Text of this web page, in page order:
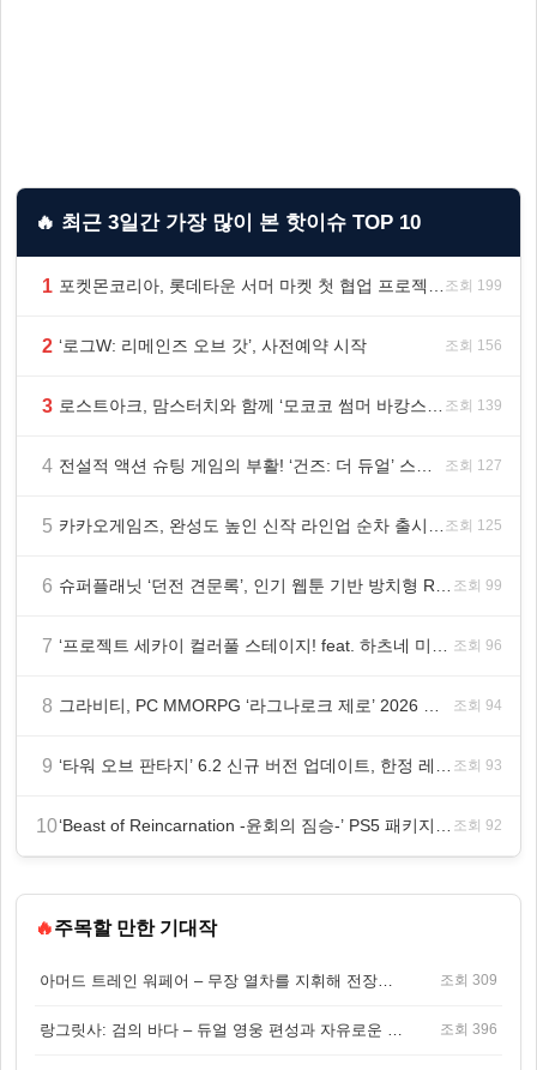
🔥 최근 3일간 가장 많이 본 핫이슈 TOP 10
1 조회 199
2 ‘로그W: 리메인즈 오브 갓’, 사전예약 시작 조회 156
3 조회 139
4 조회 127
5 조회 125
6 조회 99
7 조회 96
8 조회 94
9 조회 93
10 조회 92
🔥주목할 만한 기대작
조회 309
조회 396